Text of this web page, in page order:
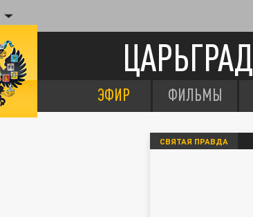
ЦАРЬГРАД
ЭФИР ФИЛЬМЫ
СВЯТАЯ ПРАВДА